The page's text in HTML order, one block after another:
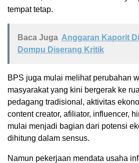
tempat tetap.
Baca Juga Anggaran Kaporit
Dompu Diserang Kritik
BPS juga mulai melihat perubahan
masyarakat yang kini bergerak ke
pedagang tradisional, aktivitas
content creator, afiliator, influencer,
mulai menjadi bagian dari potensi
dihitung dalam sensus.
Namun pekerjaan mendata usaha